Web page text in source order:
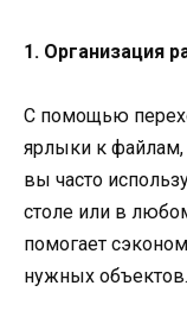
1. Организация
С помощью
ярлыки к
вы часто
столе или в
помогает
нужных объектов.